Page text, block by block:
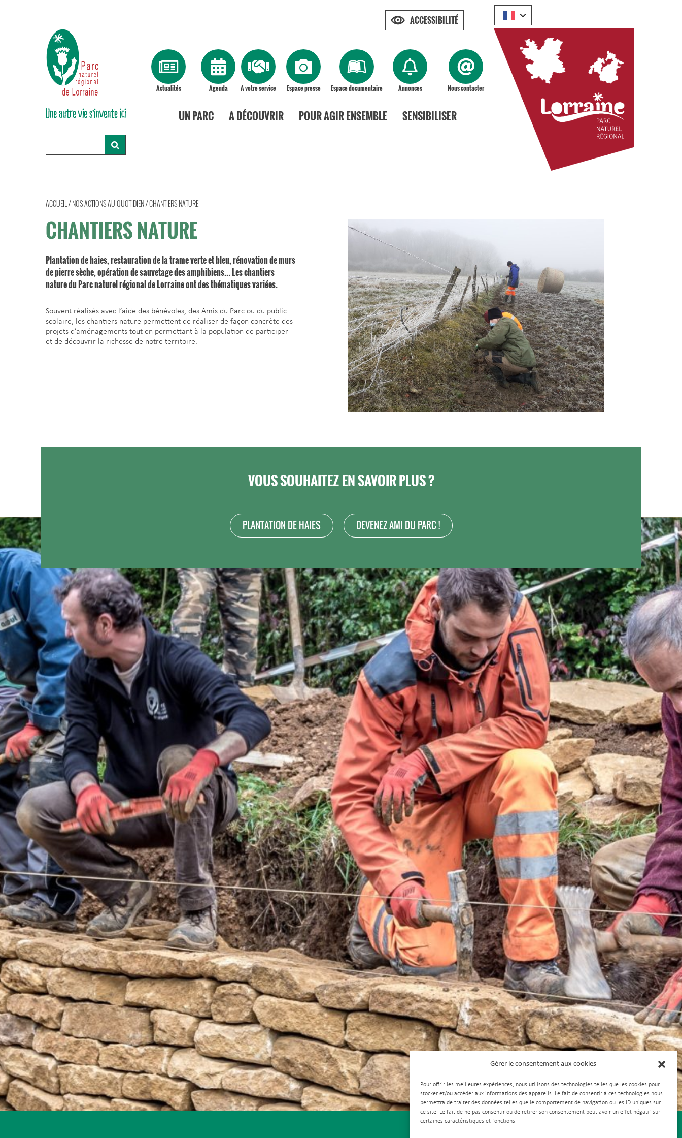
Gérer le consentement aux cookies
Pour offrir les meilleures expériences, nous utilisons des technologies telles que les cookies pour
stocker et/ou accéder aux informations des appareils. Le fait de consentir à ces technologies nous
permettra de traiter des données telles que le comportement de navigation ou les ID uniques sur
ce site. Le fait de ne pas consentir ou de retirer son consentement peut avoir un effet négatif sur
certaines caractéristiques et fonctions.
Actualités Agenda A votre service Espace presse Espace documentaire Annonces Nous contacter
UN PARC A DÉCOUVRIR POUR AGIR ENSEMBLE SENSIBILISER
ACCUEIL /NOS ACTIONS AU QUOTIDIEN/CHANTIERS NATURE
CHANTIERS NATURE
Plantation de haies, restauration de la trame verte et bleu, rénovation de murs
de pierre sèche, opération de sauvetage des amphibiens… Les chantiers
nature du Parc naturel régional de Lorraine ont des thématiques variées.
Souvent réalisés avec l’aide des bénévoles, des Amis du Parc ou du public
scolaire, les chantiers nature permettent de réaliser de façon concrète des
projets d’aménagements tout en permettant à la population de participer
et de découvrir la richesse de notre territoire.
VOUS SOUHAITEZ EN SAVOIR PLUS ?
PLANTATION DE HAIES DEVENEZ AMI DU PARC !
ACCESSIBILITÉ